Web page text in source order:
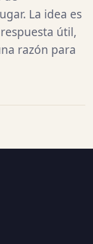
La idea es
útil,
razón para